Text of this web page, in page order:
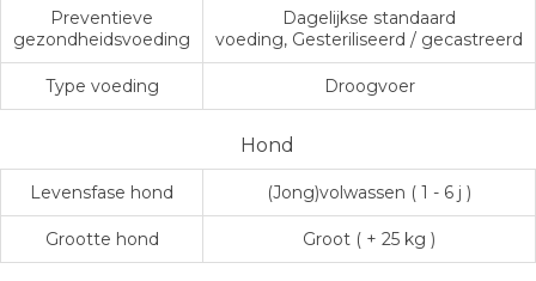
Preventieve
gezondheidsvoeding
Dagelijkse standaard
voeding, Gesteriliseerd / gecastreerd
Type voeding Droogvoer
Hond
Levensfase hond (Jong)volwassen ( 1 - 6 j )
Grootte hond Groot ( + 25 kg )